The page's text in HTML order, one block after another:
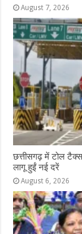
August 7, 2026
छत्तीसगढ़ में टोल
लागू हुईं नई दरें
August 6, 2026